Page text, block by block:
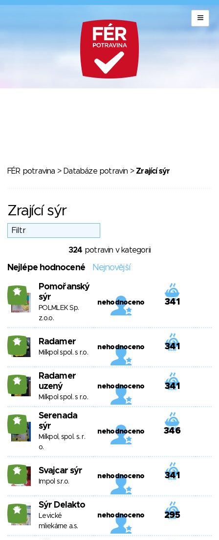
FÉR potravina > Databáze potravin > Zrající sýr
Zrající sýr
324 potravin v kategorii
Nejlépe hodnocené Nejnovější
15
Pomořanský
sýr
POLMLEK Sp.
z.o.o.
nehodnoceno 341
15 Radamer
Milkpol spol. s r.o.
nehodnoceno 341
15
Radamer
uzený
Milkpol spol. s r.o.
nehodnoceno 341
15
Serenada
sýr
Milkpol, spol. s. r.
o.
nehodnoceno 346
15 Svajcar sýr
Impol s.r.o.
nehodnoceno 341
15 Sýr Delakto
Levické
mliekárne a.s.
nehodnoceno 295